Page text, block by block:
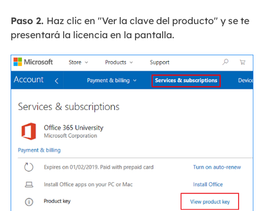
Paso 2. Haz clic en "Ver la clave del producto" y se te
presentará la licencia en la pantalla.